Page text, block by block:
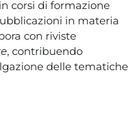
corsi di formazione
in materia
con riviste
, contribuendo
delle tematiche